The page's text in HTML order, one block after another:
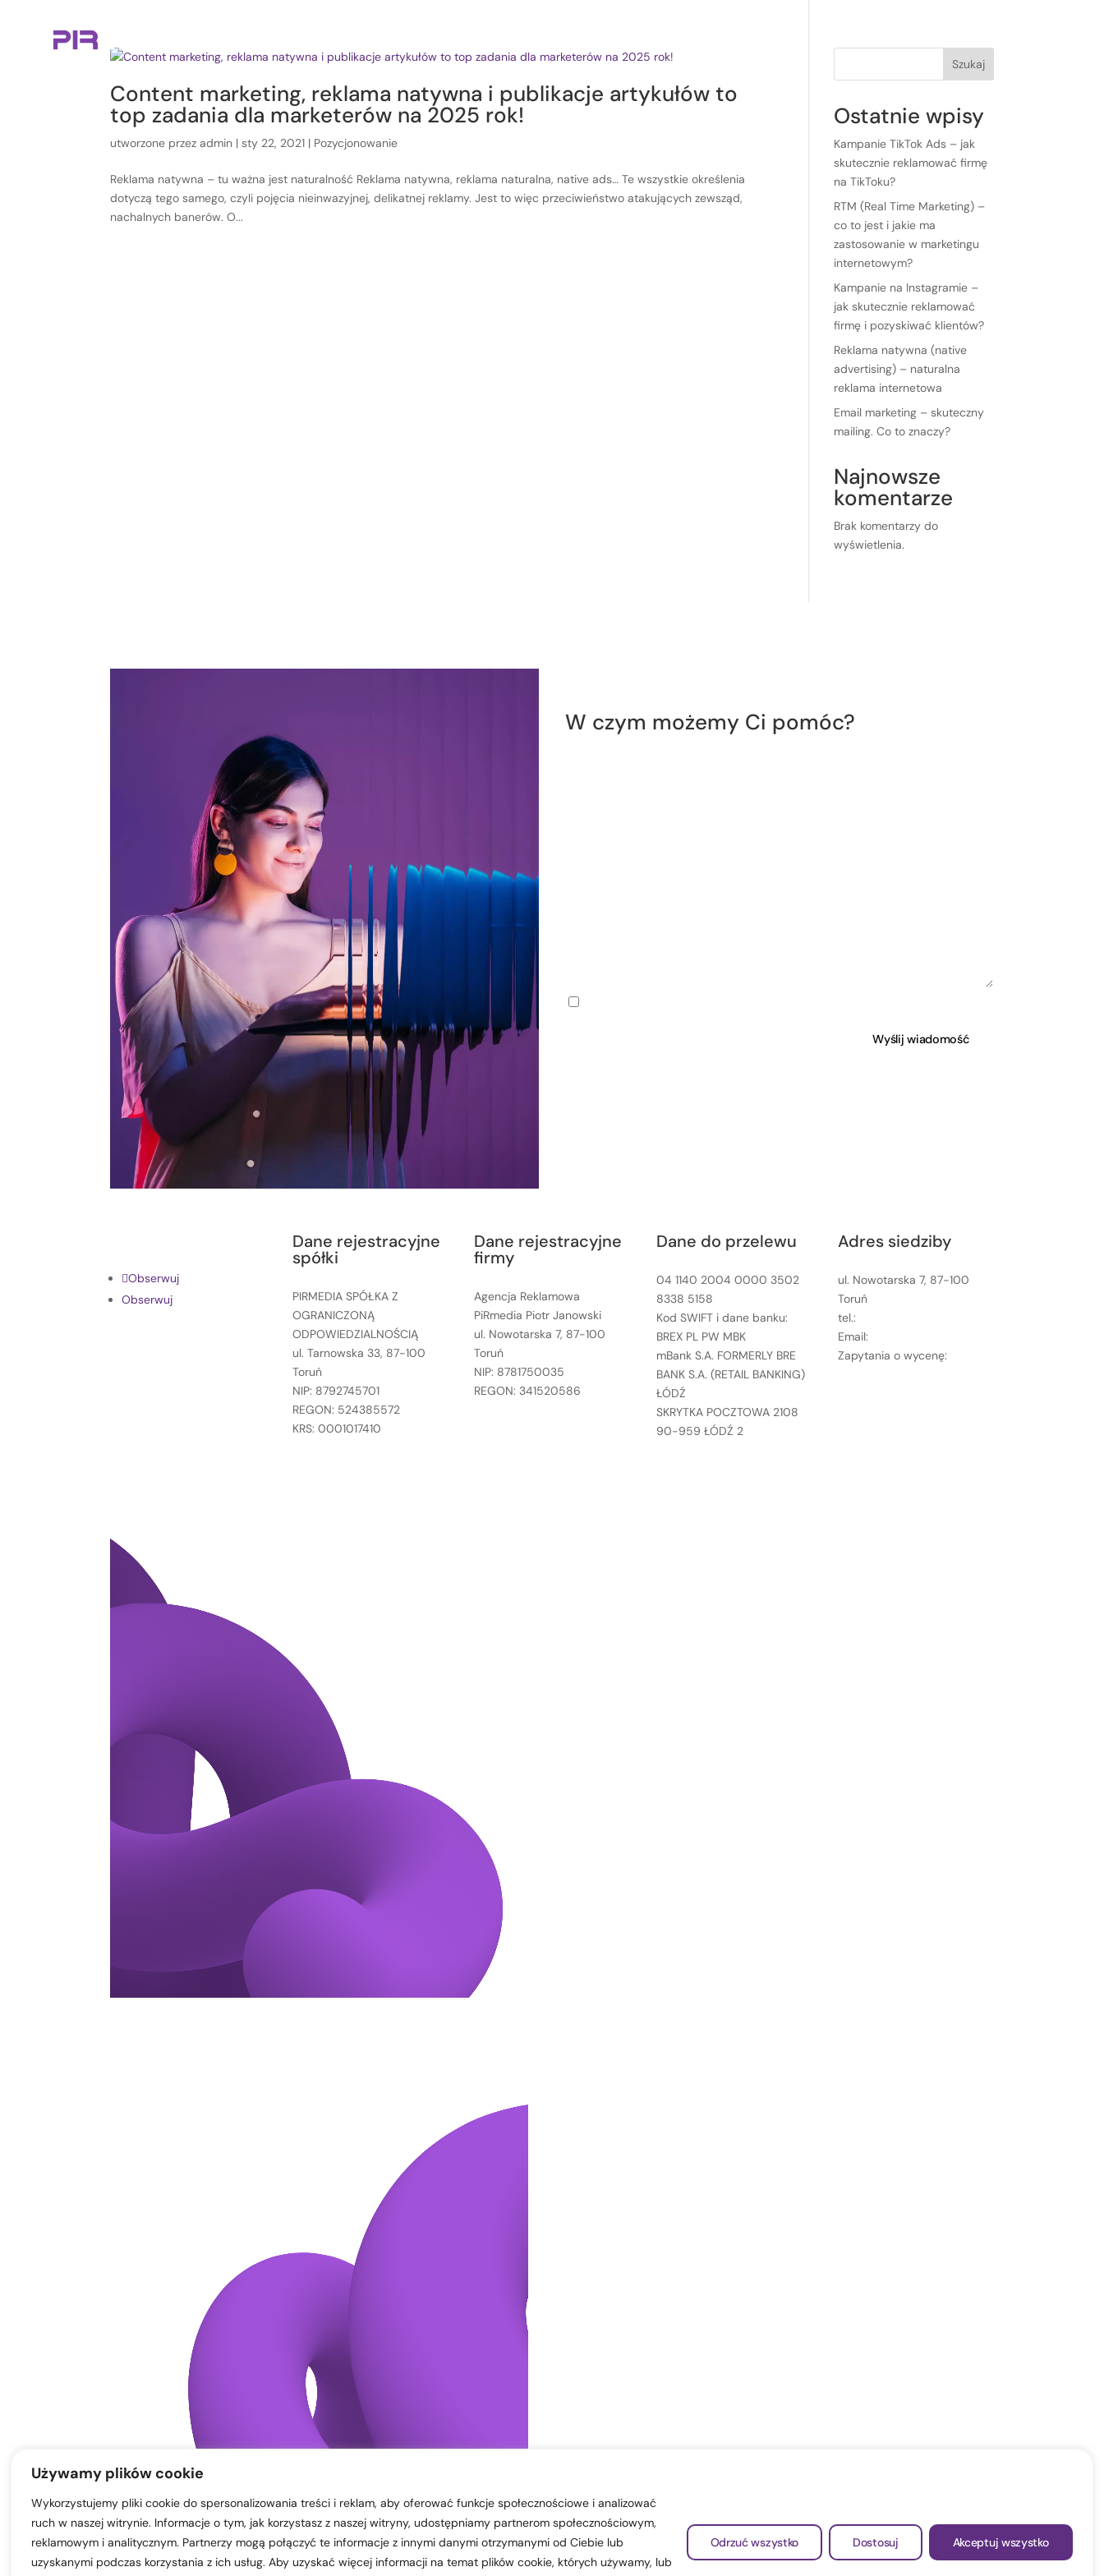
Używamy plików cookie
Wykorzystujemy pliki cookie do spersonalizowania treści i reklam, aby oferować funkcje społecznościowe i analizować
ruch w naszej witrynie. Informacje o tym, jak korzystasz z naszej witryny, udostępniamy partnerom społecznościowym,
reklamowym i analitycznym. Partnerzy mogą połączyć te informacje z innymi danymi otrzymanymi od Ciebie lub
uzyskanymi podczas korzystania z ich usług. Aby uzyskać więcej informacji na temat plików cookie, których używamy, lub
Odrzuć wszystko Dostosuj Akceptuj wszystko
Content marketing, reklama natywna i publikacje artykułów to
top zadania dla marketerów na 2025 rok!
utworzone przezadmin |sty 22, 2021 | Pozycjonowanie
Reklama natywna – tu ważna jest naturalność Reklama natywna, reklama naturalna, native ads… Te wszystkie określenia
dotyczą tego samego, czyli pojęcia nieinwazyjnej, delikatnej reklamy. Jest to więc przeciwieństwo atakujących zewsząd,
nachalnych banerów. O...
Szukaj
Ostatnie wpisy
Kampanie TikTok Ads – jak
skutecznie reklamować firmę
na TikToku?
RTM (Real Time Marketing) –
co to jest i jakie ma
zastosowanie w marketingu
internetowym?
Kampanie na Instagramie –
jak skutecznie reklamować
firmę i pozyskiwać klientów?
Reklama natywna (native
advertising) – naturalna
reklama internetowa
Email marketing – skuteczny
mailing. Co to znaczy?
Najnowsze
komentarze
Brak komentarzy do
wyświetlenia.
W czym możemy Ci pomóc?
Wyślij wiadomość
Obserwuj
Obserwuj
Dane rejestracyjne
spółki
PIRMEDIA SPÓŁKA Z
OGRANICZONĄ
ODPOWIEDZIALNOŚCIĄ
ul. Tarnowska 33, 87-100
Toruń
NIP: 8792745701
REGON: 524385572
KRS: 0001017410
Dane rejestracyjne
firmy
Agencja Reklamowa
PiRmedia Piotr Janowski
ul. Nowotarska 7, 87-100
Toruń
NIP: 8781750035
REGON: 341520586
Dane do przelewu
04 1140 2004 0000 3502
8338 5158
Kod SWIFT i dane banku:
BREX PL PW MBK
mBank S.A. FORMERLY BRE
BANK S.A. (RETAIL BANKING)
ŁÓDŹ
SKRYTKA POCZTOWA 2108
90-959 ŁÓDŹ 2
Adres siedziby
ul. Nowotarska 7, 87-100
Toruń
tel.:
Email:
Zapytania o wycenę: